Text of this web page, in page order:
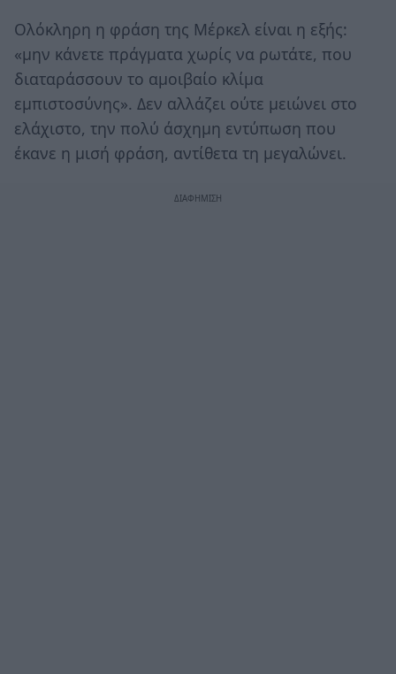
Ολόκληρη η φράση της Μέρκελ είναι η εξής:
«μην κάνετε πράγματα χωρίς να ρωτάτε, που
διαταράσσουν το αμοιβαίο κλίμα
εμπιστοσύνης». Δεν αλλάζει ούτε μειώνει στο
ελάχιστο, την πολύ άσχημη εντύπωση που
έκανε η μισή φράση, αντίθετα τη μεγαλώνει.